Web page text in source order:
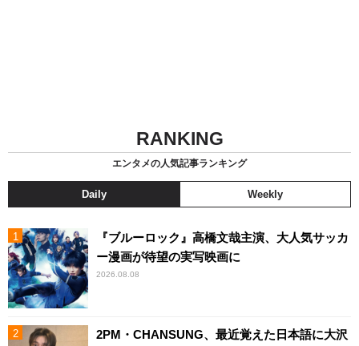
RANKING
エンタメの人気記事ランキング
Daily Weekly
『ブルーロック』高橋文哉主演、大人気サッカ
ー漫画が待望の実写映画に
2026.08.08
2PM・CHANSUNG、最近覚えた日本語に大沢